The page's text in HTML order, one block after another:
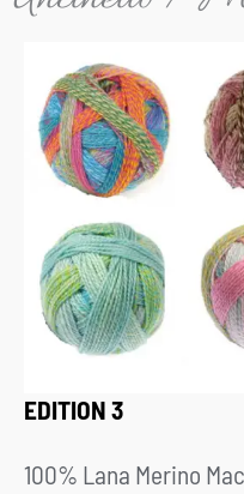
EDITION 3
100% Lana Merino